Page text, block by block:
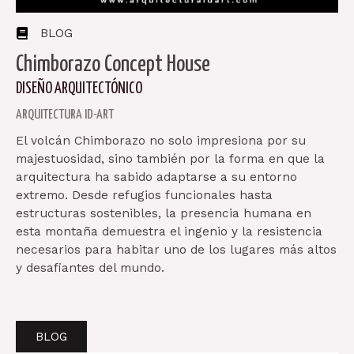
BLOG
Chimborazo Concept House
DISEÑO ARQUITECTÓNICO
ARQUITECTURA ID-ART
El volcán Chimborazo no solo impresiona por su
majestuosidad, sino también por la forma en que la
arquitectura ha sabido adaptarse a su entorno
extremo. Desde refugios funcionales hasta
estructuras sostenibles, la presencia humana en
esta montaña demuestra el ingenio y la resistencia
necesarios para habitar uno de los lugares más altos
y desafiantes del mundo.
BLOG